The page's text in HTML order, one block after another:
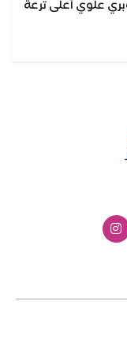
علوي أعلى ترعة